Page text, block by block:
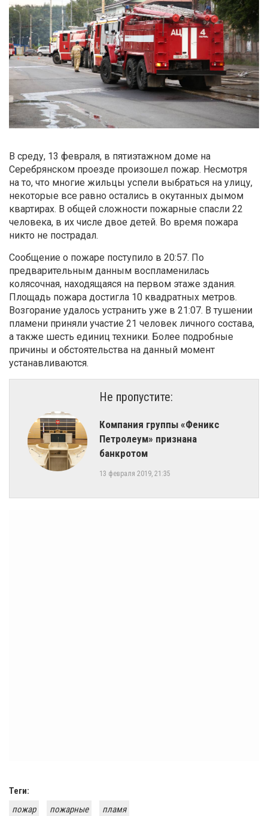
В среду, 13 февраля, в пятиэтажном доме на
Серебрянском проезде произошел пожар. Несмотря
на то, что многие жильцы успели выбраться на улицу,
некоторые все равно остались в окутанных дымом
квартирах. В общей сложности пожарные спасли 22
человека, в их числе двое детей. Во время пожара
никто не пострадал.
Сообщение о пожаре поступило в 20:57. По
предварительным данным воспламенилась
колясочная, находящаяся на первом этаже здания.
Площадь пожара достигла 10 квадратных метров.
Возгорание удалось устранить уже в 21:07. В тушении
пламени приняли участие 21 человек личного состава,
а также шесть единиц техники. Более подробные
причины и обстоятельства на данный момент
устанавливаются.
Не пропустите:
Компания группы «Феникс
Петролеум» признана
банкротом
13 февраля 2019, 21:35
Теги:
пожар
пожарные пламя